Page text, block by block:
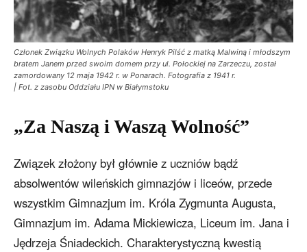
Członek Związku Wolnych Polaków Henryk Pilść z matką Malwiną i młodszym
bratem Janem przed swoim domem przy ul. Połockiej na Zarzeczu, został
zamordowany 12 maja 1942 r. w Ponarach. Fotografia z 1941 r.
| Fot. z zasobu Oddziału IPN w Białymstoku
„Za Naszą i Waszą Wolność”
Związek złożony był głównie z uczniów bądź
absolwentów wileńskich gimnazjów i liceów, przede
wszystkim Gimnazjum im. Króla Zygmunta Augusta,
Gimnazjum im. Adama Mickiewicza, Liceum im. Jana i
Jędrzeja Śniadeckich. Charakterystyczną kwestią